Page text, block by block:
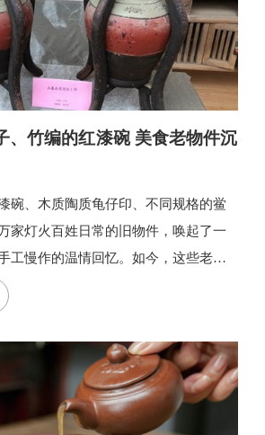
、竹编的红漆碗 美食老物件沉
碗、木质陶质龟仔印、不同规格的鲎
灯火百姓日常的旧物件，唤起了一
工慢作的温情回忆。如今，这些老物
为现代人打开通往“从前慢”岁月悠扬
的喧嚣中感受一脉温暖的文化乡愁。